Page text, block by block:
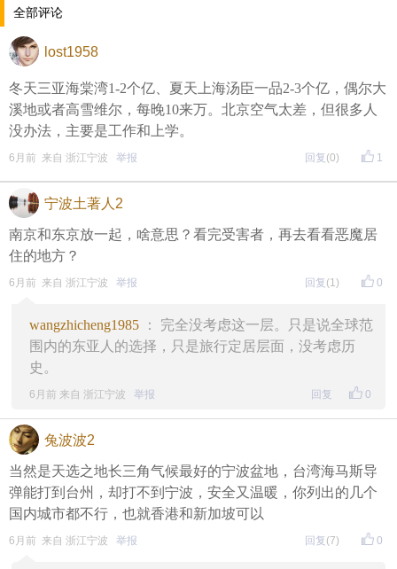
全部评论
lost1958
冬天三亚海棠湾1-2个亿、夏天上海汤臣一品2-3个亿，偶尔大
溪地或者高雪维尔，每晚10来万。北京空气太差，但很多人
没办法，主要是工作和上学。
1
6月前 来自 浙江宁波 举报 回复 (0)
宁波土著人2
南京和东京放一起，啥意思？看完受害者，再去看看恶魔居
住的地方？
0
6月前 来自 浙江宁波 举报 回复 (1)
wangzhicheng1985 ： 完全没考虑这一层。只是说全球范
围内的东亚人的选择，只是旅行定居层面，没考虑历
史。
0
6月前 来自 浙江宁波 举报 回复
兔波波2
当然是天选之地长三角气候最好的宁波盆地，台湾海马斯导
弹能打到台州，却打不到宁波，安全又温暖，你列出的几个
国内城市都不行，也就香港和新加坡可以
0
6月前 来自 浙江宁波 举报 回复 (7)